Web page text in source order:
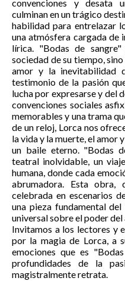
convenciones y desata
culminan en un trágico
habilidad para entrelazar
una atmósfera cargada de
lírica. "Bodas de
sociedad de su tiempo,
amor y la inevitabilidad
testimonio de la pasión
lucha por expresarse y del
convenciones sociales
memorables y una trama
de un reloj, Lorca nos
la vida y la muerte, el amor
un baile eterno. "Bodas
teatral inolvidable, un
humana, donde cada
abrumadora. Esta obra,
celebrada en escenarios
una pieza fundamental
universal sobre el poder
Invitamos a los lectores y
por la magia de Lorca, a
emociones que es
profundidades de la
magistralmente retrata.